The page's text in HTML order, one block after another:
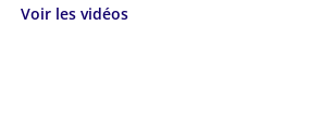
Voir les vidéos